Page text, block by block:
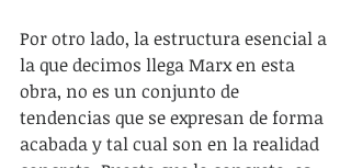
Por otro lado, la estructura esencial a
la que decimos llega Marx en esta
obra, no es un conjunto de
tendencias que se expresan de forma
acabada y tal cual son en la realidad